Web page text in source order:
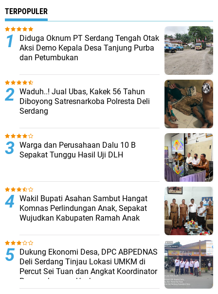
TERPOPULER
Diduga Oknum PT Serdang Tengah Otak
Aksi Demo Kepala Desa Tanjung Purba
dan Petumbukan
Waduh..! Jual Ubas, Kakek 56 Tahun
Diboyong Satresnarkoba Polresta Deli
Serdang
Warga dan Perusahaan Dalu 10 B
Sepakat Tunggu Hasil Uji DLH
Wakil Bupati Asahan Sambut Hangat
Komnas Perlindungan Anak, Sepakat
Wujudkan Kabupaten Ramah Anak
Dukung Ekonomi Desa, DPC ABPEDNAS
Deli Serdang Tinjau Lokasi UMKM di
Percut Sei Tuan dan Angkat Koordinator
Pengembangan Usaha